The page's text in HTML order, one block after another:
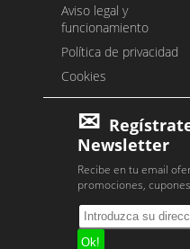
Aviso legal y
funcionamiento
Política de privacidad
Cookies
Newsletter
Recibe en tu email
promociones,